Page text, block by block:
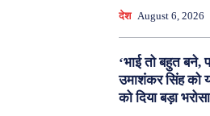
देश August 6, 2026
‘भाई तो बहुत बने,
उमाशंकर सिंह को
को दिया बड़ा भरोसा